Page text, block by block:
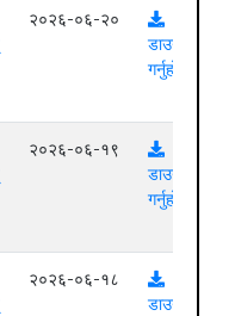
२०२६-०६-२०
डाउनलोड
गर्नुहोस्
२०२६-०६-१९
डाउनलोड
गर्नुहोस्
२०२६-०६-१८
डाउनलोड